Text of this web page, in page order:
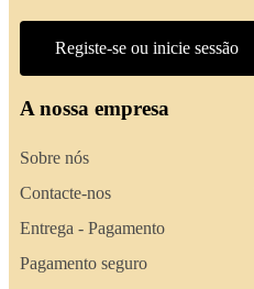
Registe-se ou inicie sessão
A nossa empresa
Sobre nós
Contacte-nos
Entrega - Pagamento
Pagamento seguro